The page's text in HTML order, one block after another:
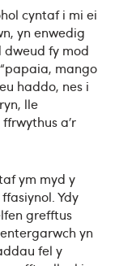
cyntaf i mi ei
yn enwedig
dweud fy mod
“papaia, mango
haddo, nes i
lle
a’r
ym myd y
Ydy
grefftus
yn
fel y